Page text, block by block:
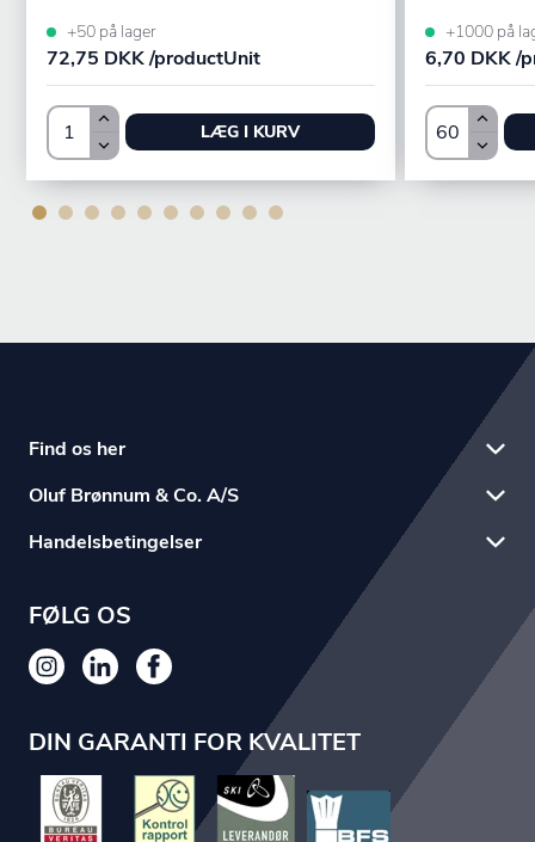
+50 på lager
72,75 DKK /productUnit
LÆG I KURV
+1000 på
6,70 DKK /
Find os her
Oluf Brønnum & Co. A/S
Handelsbetingelser
FØLG OS
DIN GARANTI FOR KVALITET